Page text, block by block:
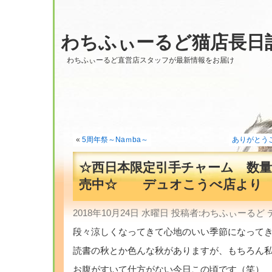
わちふぃーるど猫店長日
わちふぃーるど直営店スタッフが最新情報をお届け
« 5周年祭～Naｍba～ ありがとう
☆西日本限定引手チャーム 数
売中☆ デュオこうべ店より
2018年10月24日 水曜日 投稿者:わちふぃーるど
段々涼しくなってきて心地のいい季節になって
読書の秋とか色んな秋がありますが、もちろん
お腹がすいて仕方がない今日この頃です（笑）